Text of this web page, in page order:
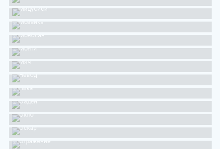
Мицубиси
Мозаика
Монблан
Монти
Мяч
Невод
Ника
Оаден
Окно
Оскар
Отражение